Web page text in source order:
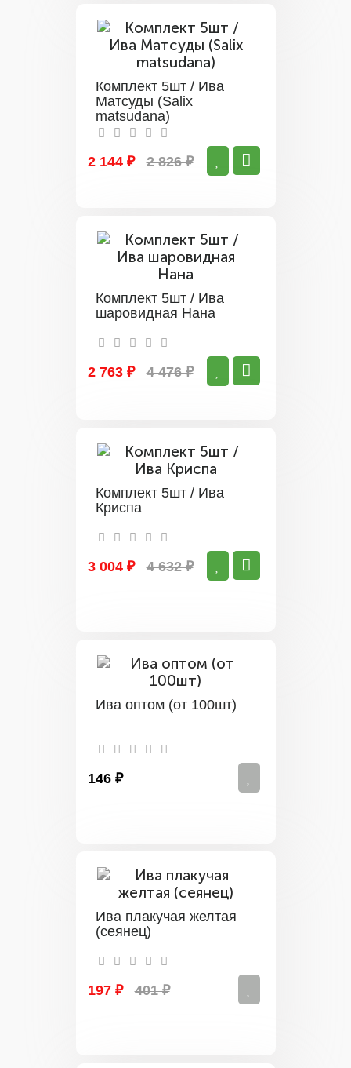
Комплект 5шт / Ива
Матсуды (Salix
matsudana)
2 144 ₽ 2 826 ₽
Комплект 5шт / Ива
шаровидная Нана
2 763 ₽ 4 476 ₽
Комплект 5шт / Ива
Криспа
3 004 ₽ 4 632 ₽
Ива оптом (от 100шт)
146 ₽
Ива плакучая желтая
(сеянец)
197 ₽ 401 ₽